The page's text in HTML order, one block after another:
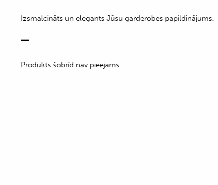
Izsmalcināts un elegants Jūsu garderobes papildinājums.
Produkts šobrīd nav pieejams.